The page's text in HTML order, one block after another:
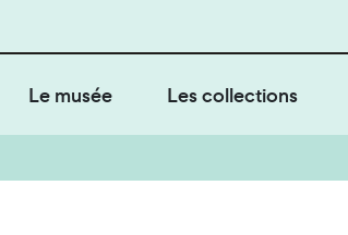
Le musée Les collections